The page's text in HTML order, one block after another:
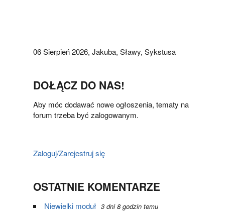
06 Sierpień 2026, Jakuba, Sławy, Sykstusa
DOŁĄCZ DO NAS!
Aby móc dodawać nowe ogłoszenia, tematy na
forum trzeba być zalogowanym.
Zaloguj/Zarejestruj się
OSTATNIE KOMENTARZE
Niewielki moduł 3 dni 8 godzin temu